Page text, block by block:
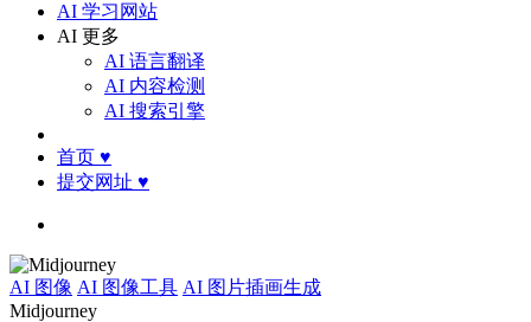
AI 学习网站
AI 更多
AI 语言翻译
AI 内容检测
AI 搜索引擎
首页 ♥
提交网址 ♥
AI 图像 AI 图像工具 AI 图片插画生成
Midjourney